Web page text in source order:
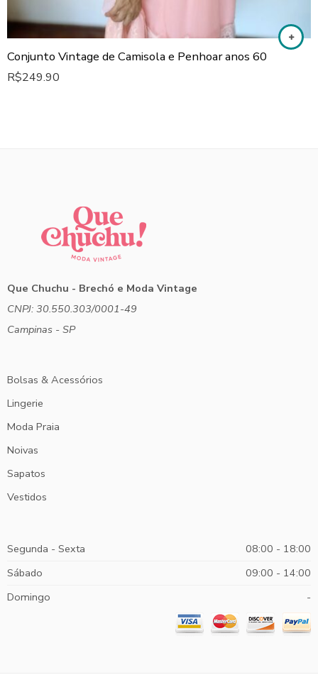
Conjunto Vintage de Camisola e Penhoar anos 60
R$249.90
Que Chuchu - Brechó e Moda Vintage
CNPJ: 30.550.303/0001-49
Campinas - SP
Bolsas & Acessórios
Lingerie
Moda Praia
Noivas
Sapatos
Vestidos
Segunda - Sexta
08:00 - 18:00
Sábado
09:00 - 14:00
Domingo
-